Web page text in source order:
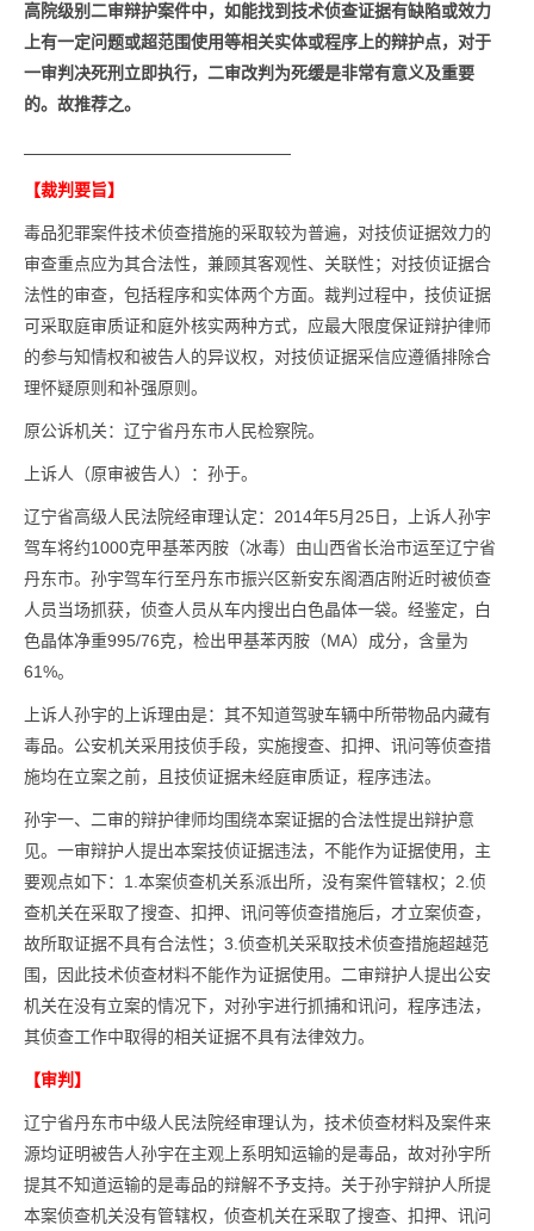
高院级别二审辩护案件中，如能找到技术侦查证据有缺陷或效力
上有一定问题或超范围使用等相关实体或程序上的辩护点，对于
一审判决死刑立即执行，二审改判为死缓是非常有意义及重要
的。故推荐之。
【裁判要旨】
毒品犯罪案件技术侦查措施的采取较为普遍，对技侦证据效力的
审查重点应为其合法性，兼顾其客观性、关联性；对技侦证据合
法性的审查，包括程序和实体两个方面。裁判过程中，技侦证据
可采取庭审质证和庭外核实两种方式，应最大限度保证辩护律师
的参与知情权和被告人的异议权，对技侦证据采信应遵循排除合
理怀疑原则和补强原则。
原公诉机关：辽宁省丹东市人民检察院。
上诉人（原审被告人）：孙于。
辽宁省高级人民法院经审理认定：2014年5月25日，上诉人孙宇
驾车将约1000克甲基苯丙胺（冰毒）由山西省长治市运至辽宁省
丹东市。孙宇驾车行至丹东市振兴区新安东阁酒店附近时被侦查
人员当场抓获，侦查人员从车内搜出白色晶体一袋。经鉴定，白
色晶体净重995/76克，检出甲基苯丙胺（MA）成分，含量为
61%。
上诉人孙宇的上诉理由是：其不知道驾驶车辆中所带物品内藏有
毒品。公安机关采用技侦手段，实施搜查、扣押、讯问等侦查措
施均在立案之前，且技侦证据未经庭审质证，程序违法。
孙宇一、二审的辩护律师均围绕本案证据的合法性提出辩护意
见。一审辩护人提出本案技侦证据违法，不能作为证据使用，主
要观点如下：1.本案侦查机关系派出所，没有案件管辖权；2.侦
查机关在采取了搜查、扣押、讯问等侦查措施后，才立案侦查，
故所取证据不具有合法性；3.侦查机关采取技术侦查措施超越范
围，因此技术侦查材料不能作为证据使用。二审辩护人提出公安
机关在没有立案的情况下，对孙宇进行抓捕和讯问，程序违法，
其侦查工作中取得的相关证据不具有法律效力。
【审判】
辽宁省丹东市中级人民法院经审理认为，技术侦查材料及案件来
源均证明被告人孙宇在主观上系明知运输的是毒品，故对孙宇所
提其不知道运输的是毒品的辩解不予支持。关于孙宇辩护人所提
本案侦查机关没有管辖权，侦查机关在采取了搜查、扣押、讯问